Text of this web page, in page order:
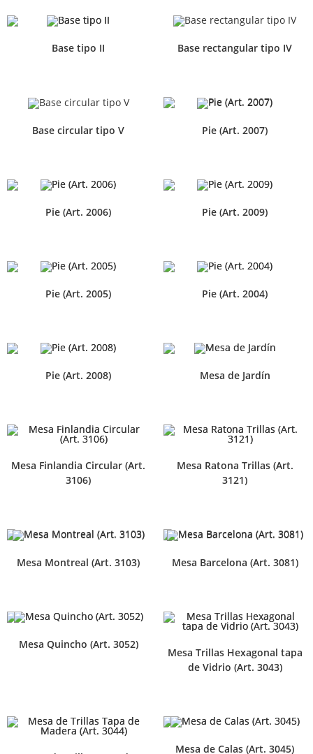
Base tipo II Base rectangular tipo IV
Base circular tipo V Pie (Art. 2007)
Pie (Art. 2006) Pie (Art. 2009)
Pie (Art. 2005) Pie (Art. 2004)
Pie (Art. 2008) Mesa de Jardín
Mesa Finlandia Circular (Art.
3106)
Mesa Ratona Trillas (Art.
3121)
Mesa Montreal (Art. 3103) Mesa Barcelona (Art. 3081)
Mesa Quincho (Art. 3052)
Mesa Trillas Hexagonal tapa
de Vidrio (Art. 3043)
Mesa de Calas (Art. 3045)